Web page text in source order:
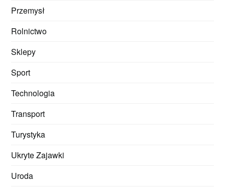
Przemysł
Rolnictwo
Sklepy
Sport
Technologia
Transport
Turystyka
Ukryte Zajawki
Uroda